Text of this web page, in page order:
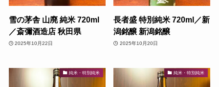
雪の茅舎 山廃 純米 720ml
／斎彌酒造店 秋田県
2025年10月22日
長者盛 特別純米 720ml／新
潟銘醸 新潟銘醸
2025年10月20日
純米・特別純米 純米・特別純米